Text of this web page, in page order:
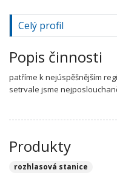
Celý profil
Popis činnosti
patříme k nejúspěšnějším
setrvale jsme
Produkty
rozhlasová stanice